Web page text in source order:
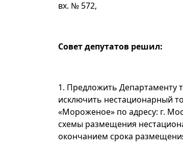
вх. № 572,
Совет депутатов решил:
1. Предложить Департаменту
исключить нестационарный
«Мороженое» по адресу: г.
схемы размещения
окончанием срока